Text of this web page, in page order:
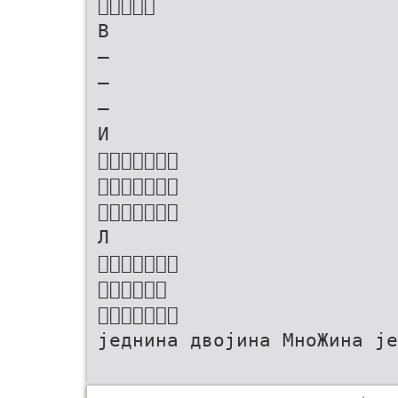

В
–
–
–
И



Л


